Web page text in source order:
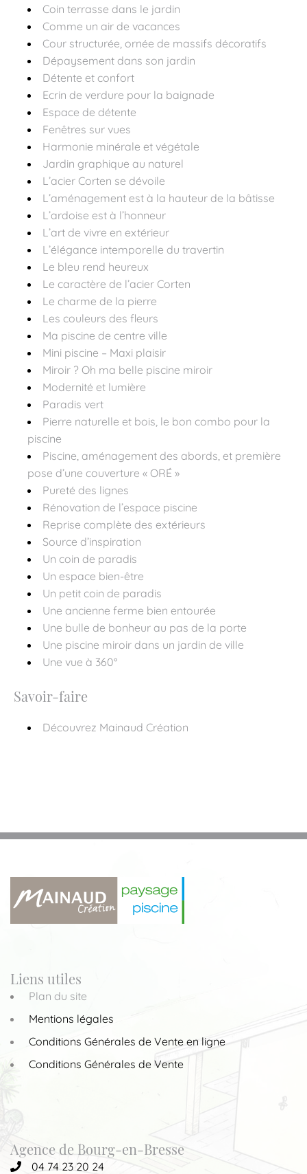
Coin terrasse dans le jardin
Comme un air de vacances
Cour structurée, ornée de massifs décoratifs
Dépaysement dans son jardin
Détente et confort
Ecrin de verdure pour la baignade
Espace de détente
Fenêtres sur vues
Harmonie minérale et végétale
Jardin graphique au naturel
L’acier Corten se dévoile
L’aménagement est à la hauteur de la bâtisse
L’ardoise est à l’honneur
L’art de vivre en extérieur
L’élégance intemporelle du travertin
Le bleu rend heureux
Le caractère de l’acier Corten
Le charme de la pierre
Les couleurs des fleurs
Ma piscine de centre ville
Mini piscine – Maxi plaisir
Miroir ? Oh ma belle piscine miroir
Modernité et lumière
Paradis vert
Pierre naturelle et bois, le bon combo pour la
piscine
Piscine, aménagement des abords, et première
pose d’une couverture « ORÉ »
Pureté des lignes
Rénovation de l’espace piscine
Reprise complète des extérieurs
Source d’inspiration
Un coin de paradis
Un espace bien-être
Un petit coin de paradis
Une ancienne ferme bien entourée
Une bulle de bonheur au pas de la porte
Une piscine miroir dans un jardin de ville
Une vue à 360°
Savoir-faire
Découvrez Mainaud Création
Liens utiles
Plan du site
Mentions légales
Conditions Générales de Vente en ligne
Conditions Générales de Vente
Agence de Bourg-en-Bresse
04 74 23 20 24